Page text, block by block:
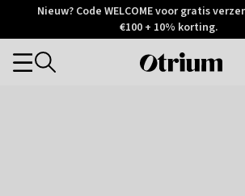
Otrium
Trustpilot
Nieuw? Code WELCOME voor gratis
€100 + 10% korting.
Otrium
Categories